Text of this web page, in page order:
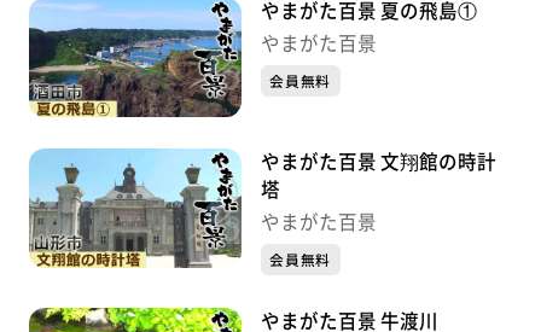
やまがた百景 夏の飛島①
やまがた百景
会員無料
やまがた百景 文翔館の時計
塔
やまがた百景
会員無料
やまがた百景 牛渡川